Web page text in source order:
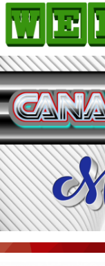
HOME
COMO ANUNCIAR
JORNAIS DO BRASIL
PODCAST/NOTÍCIAS
AS NOTÍCIAS DO DIA
BLOGS & COLUNAS
AGÊNCIA DE